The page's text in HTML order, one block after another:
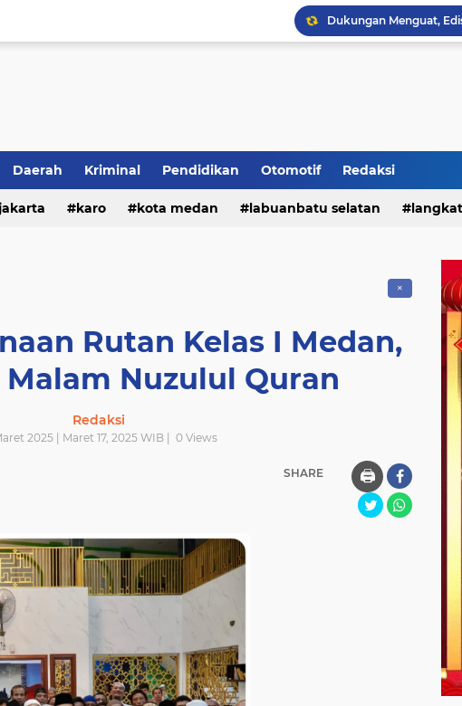
Daerah Kriminal Pendidikan Otomotif Redaksi
jakarta karo kota medan labuanbatu selatan langkat
✕
Rutan Kelas I Medan,
Nuzulul Quran
Redaksi
2025 | Maret 17, 2025 WIB | 0 Views
SHARE 🖨️